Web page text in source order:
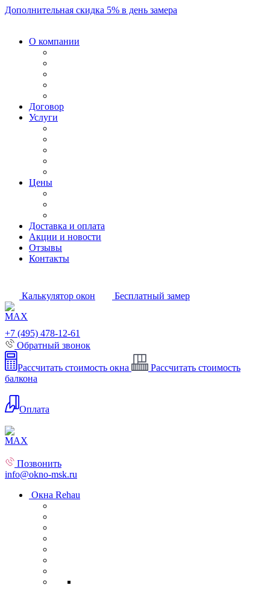
Дополнительная скидка 5% в день замера
О компании
Договор
Услуги
Цены
Доставка и оплата
Акции и новости
Отзывы
Контакты
Калькулятор окон Бесплатный замер
+7 (495) 478-12-61
Обратный звонок
Рассчитать стоимость окна
Рассчитать стоимость
балкона
Оплата
Позвонить
info@okno-msk.ru
Окна Rehau